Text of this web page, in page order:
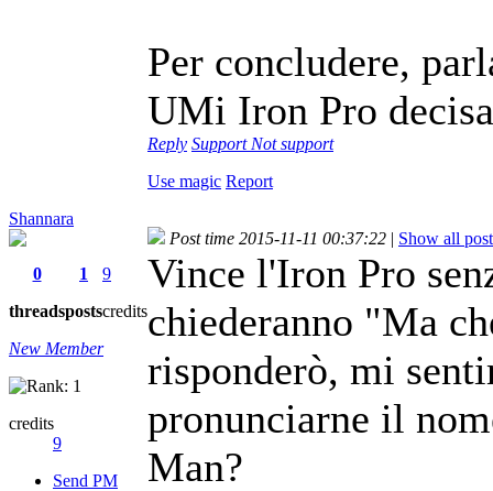
Per concludere,
UMi Iron Pro
Reply Support Not support
Use magic Report
Shannara
0
threads
1
posts
9
credits
New Member
credits
9
Send PM
Post time 2015-11-11 00:37:22 | Show all
Vince l'Iron Pro
chiederanno "Ma
risponderò, mi
pronunciarne il
Man?